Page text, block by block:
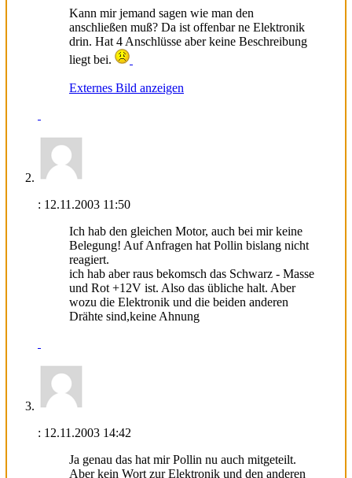
Kann mir jemand sagen wie man den
anschließen muß? Da ist offenbar ne Elektronik
drin. Hat 4 Anschlüsse aber keine Beschreibung
liegt bei.
Externes Bild anzeigen
: 12.11.2003 11:50
Ich hab den gleichen Motor, auch bei mir keine
Belegung! Auf Anfragen hat Pollin bislang nicht
reagiert.
ich hab aber raus bekomsch das Schwarz - Masse
und Rot +12V ist. Also das übliche halt. Aber
wozu die Elektronik und die beiden anderen
Drähte sind,keine Ahnung
: 12.11.2003 14:42
Ja genau das hat mir Pollin nu auch mitgeteilt.
Aber kein Wort zur Elektronik und den anderen